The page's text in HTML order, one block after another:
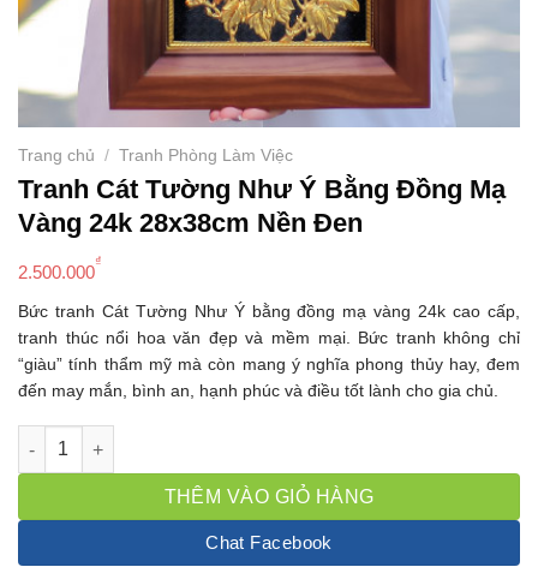
Trang chủ / Tranh Phòng Làm Việc
Tranh Cát Tường Như Ý Bằng Đồng Mạ
Vàng 24k 28x38cm Nền Đen
2.500.000
₫
Bức tranh Cát Tường Như Ý bằng đồng mạ vàng 24k cao cấp,
tranh thúc nổi hoa văn đẹp và mềm mại. Bức tranh không chỉ
“giàu” tính thẩm mỹ mà còn mang ý nghĩa phong thủy hay, đem
đến may mắn, bình an, hạnh phúc và điều tốt lành cho gia chủ.
Tranh Cát Tường Như Ý Bằng Đồng Mạ Vàng 24k 28x38cm
THÊM VÀO GIỎ HÀNG
Chat Facebook